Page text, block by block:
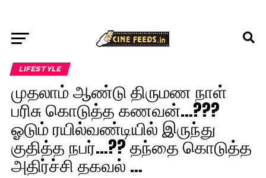
LIFESTYLE
முதலாம் ஆண்டு திருமண நாள்
பரிசு கொடுத்த கணவன்…???
ஓடும் ரயில்வண்டியில் இருந்து
குதித்த நபர்…?? தந்தை கொடுத்த
அதிர்ச்சி தகவல் …